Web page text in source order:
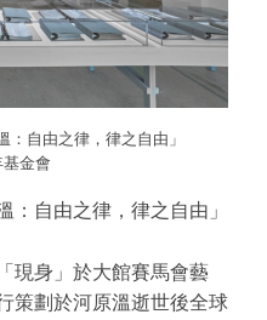
：自由之律，律之自由」
金會
：自由之律，律之自由」
現身」於大館賽馬會藝
策劃於河原溫逝世後全球